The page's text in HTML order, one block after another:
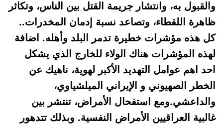
والقبول به، وانتشار جريمة القتل بين الناس، وتكاثر
ظاهرة اللقطاء، وتصاعد نسبة إدمان المخدرات..
كل هذه مؤشرات خطيرة تدمر البلد وأهله. اضافة
لهذه المؤشرات هناك الولاء للخارج الذي يشكل
احد اهم عوامل التهديد الأكبر لهوية، ناهيك عن
الخطر الصهيوني و الإيراني الميلشياوي،
والداعشي.ومع استفحال الأمراض، تنتشر بين
غالبية العراقيين الأمراض النفسية. وبذلك تتدهور